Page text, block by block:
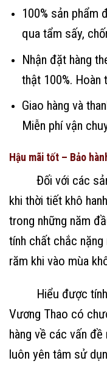
100% sản phẩm
qua tẩm sấy,
Nhận đặt hàng
thật 100%. Hoàn
Giao hàng và
Miễn phí vận
Hậu mãi tốt – Bảo
Đối với các
khi thời tiết khô
trong những năm
tính chất chắc
răm khi vào mùa
Hiểu được tính
Vương Thao có
hàng về các vấn
luôn yên tâm sử